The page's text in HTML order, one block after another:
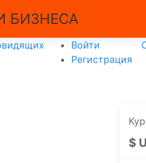
БИЗНЕСА
Войти
Регистрация
$